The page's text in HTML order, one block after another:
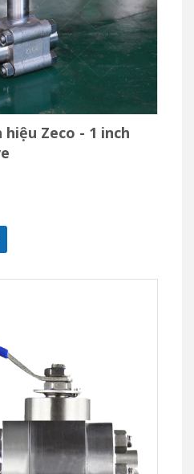
Zeco - 1 inch